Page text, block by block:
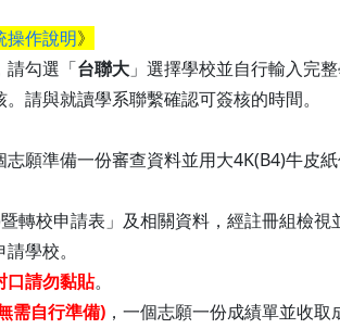
操作說明》
請勾選「台聯大 」選擇學校並自行輸入完整
請與就讀學系聯繫確認可簽核的時間。
願準備一份審查資料並用大4K(B4)牛皮
轉校申請表」及相關資料，經註冊組檢視
學校。
口請勿黏貼。
需自行準備) ，一個志願一份成績單並收取